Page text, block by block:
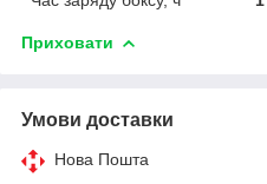
Приховати
Умови доставки
Нова Пошта